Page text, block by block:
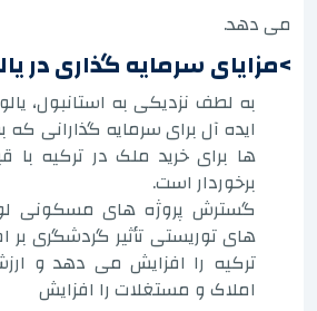
می دهد.
>مزایای سرمایه گذاری در
به لطف نزدیکی به استانبول،
ایده آل برای سرمایه گذارانی که
ها برای خرید ملک در ترکیه با
برخوردار است.
گسترش پروژه های مسکونی
های توریستی تأثیر گردشگری
ترکیه را افزایش می دهد و
املاک و مستغلات را افزایش